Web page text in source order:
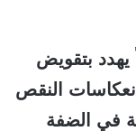
يهدد بتقويض
النقص
في الضفة